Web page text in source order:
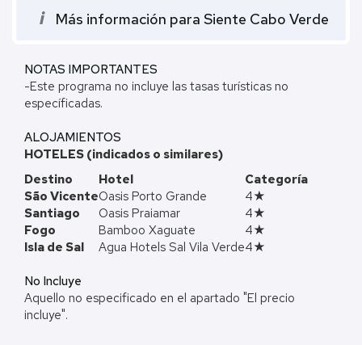
i Más información para Siente Cabo Verde
NOTAS IMPORTANTES
-Este programa no incluye las tasas turísticas no
específicadas.
ALOJAMIENTOS
HOTELES (indicados o similares)
Destino
Hotel
Categoría
São VicenteOasis Porto Grande
4★
Santiago
Oasis Praiamar
4★
Fogo
Bamboo Xaguate
4★
Isla de Sal
Agua Hotels Sal Vila Verde4★
No Incluye
Aquello no especificado en el apartado "El precio
incluye".